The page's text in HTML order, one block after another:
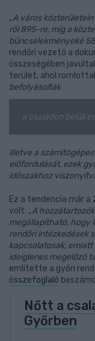
„A város
ről 895-re, míg a
bűncselekményeké
rendőri vezető a
összeségében
terület, ahol
befolyásolták
a családon belüli
illetve a
előfordulását, ezek
időszakhoz
Ez a tendencia már
volt. „A
megállapítható, hogy
rendőri intézkedések
kapcsolatosak,
ideiglenes megelőző
említette a győri
összefoglaló
Nőtt a
Győrben